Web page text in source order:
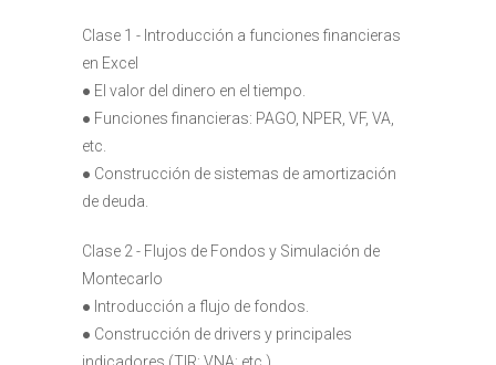
Clase 1 - Introducción a funciones financieras
en Excel
● El valor del dinero en el tiempo.
● Funciones financieras: PAGO, NPER, VF, VA,
etc.
● Construcción de sistemas de amortización
de deuda.
Clase 2 - Flujos de Fondos y Simulación de
Montecarlo
● Introducción a flujo de fondos.
● Construcción de drivers y principales